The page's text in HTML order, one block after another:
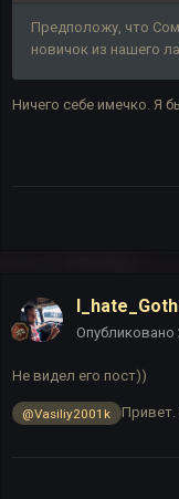
Предположу, что
новичок из нашего
Ничего себе имечко. Я
Опубликовано
Не видел его пост))
@Vasiliy2001k Привет.